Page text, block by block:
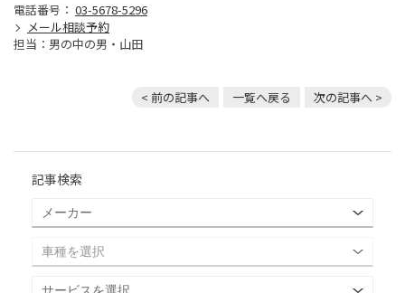
電話番号： 03-5678-5296
メール相談予約
担当：男の中の男・山田
< 前の記事へ 一覧へ戻る 次の記事へ >
記事検索